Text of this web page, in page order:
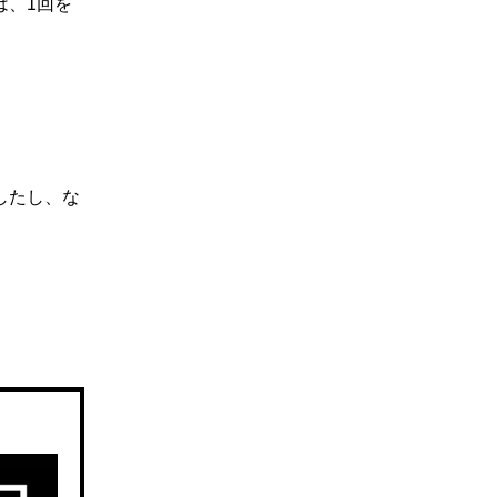
、1回を
たし、な